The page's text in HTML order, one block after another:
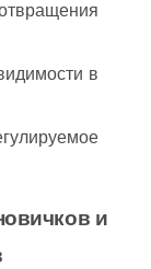
в
и